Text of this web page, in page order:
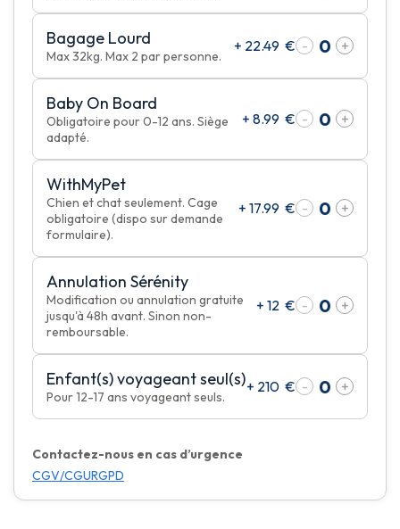
Bagage Lourd
Max 32kg. Max 2 par personne.
+ 22.49 € - +
Baby On Board
Obligatoire pour 0-12 ans. Siège
adapté.
+ 8.99 € - +
WithMyPet
Chien et chat seulement. Cage
obligatoire (dispo sur demande
formulaire).
+ 17.99 € - +
Annulation Sérénity
Modification ou annulation gratuite
jusqu'à 48h avant. Sinon non-
remboursable.
+ 12 € - +
Enfant(s) voyageant seul(s)
Pour 12-17 ans voyageant seuls.
+ 210 € - +
Contactez-nous en cas d’urgence
CGV/CGURGPD